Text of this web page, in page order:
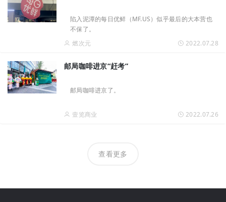
陷入泥潭的每日优鲜（MF.US）似乎最后的大本营也
不保了。
燃次元
2022.07.28
邮局咖啡进京“赶考”
邮局咖啡进京了。
壹览商业 2022.07.26
查看更多